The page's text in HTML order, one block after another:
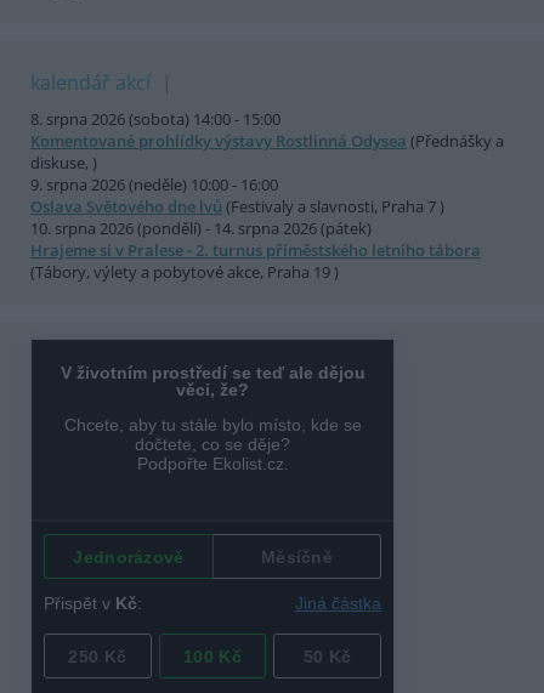
kalendář akcí
8. srpna 2026 (sobota) 14:00 - 15:00
Komentované prohlídky výstavy Rostlinná Odysea (Přednášky a
diskuse, )
9. srpna 2026 (neděle) 10:00 - 16:00
Oslava Světového dne lvů (Festivaly a slavnosti, Praha 7 )
10. srpna 2026 (pondělí) - 14. srpna 2026 (pátek)
Hrajeme si v Pralese - 2. turnus příměstského letního tábora
(Tábory, výlety a pobytové akce, Praha 19 )